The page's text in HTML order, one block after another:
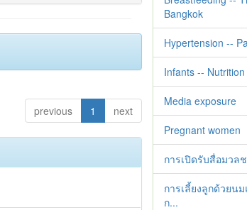
previous 1 next
Bangkok
Hypertension --
Infants -- Nutrition
Media exposure
Pregnant women
การเปิดรับสื่อมวล
การเลี้ยงลูกด้วยน
ก...